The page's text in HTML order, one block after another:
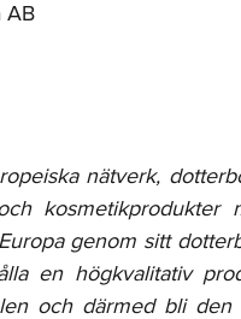
AB
nätverk,
genom sitt
en högkvalitativ
och därmed bli den